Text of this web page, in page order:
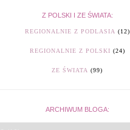
Z POLSKI I ZE ŚWIATA:
REGIONALNIE Z PODLASIA (12)
REGIONALNIE Z POLSKI (24)
ZE ŚWIATA (99)
ARCHIWUM BLOGA: